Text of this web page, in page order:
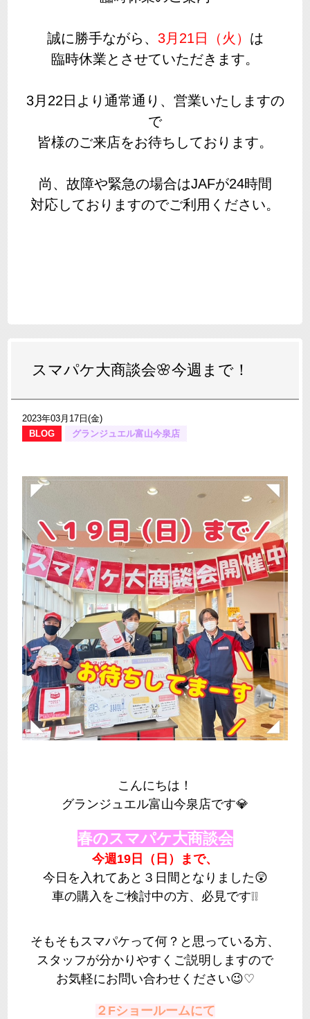
誠に勝手ながら、 3月21日（火） は
臨時休業とさせていただきます。
3月22日より通常通り、営業いたしますの
で
皆様のご来店をお待ちしております。
尚、故障や緊急の場合はJAFが24時間
対応しておりますのでご利用ください。
スマパケ大商談会🌸今週まで！
2023年03月17日(金)
BLOG
グランジュエル富山今泉店
こんにちは！
グランジュエル富山今泉店です💎
春のスマパケ大商談会
今週19日（日）まで、
今日を入れてあと３日間となりました😲
車の購入をご検討中の方、必見です❕❕
そもそもスマパケって何？と思っている方、
スタッフが分かりやすくご説明しますので
お気軽にお問い合わせください😉♡
２Fショールームにて